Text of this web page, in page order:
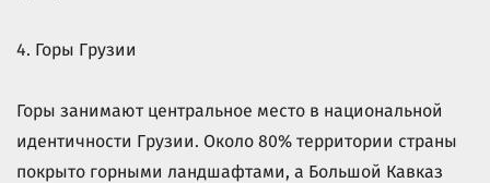
4. Горы Грузии
Горы занимают центральное место в национальной
идентичности Грузии. Около 80% территории страны
покрыто горными ландшафтами, а Большой Кавказ